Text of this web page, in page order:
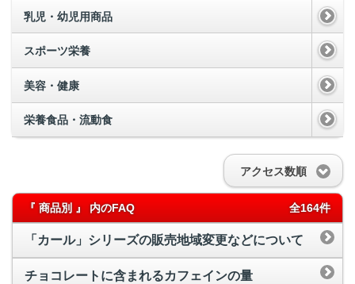
乳児・幼児用商品
スポーツ栄養
美容・健康
栄養食品・流動食
アクセス数順
『 商品別 』 内のFAQ 全164件
「カール」シリーズの販売地域変更などについて
チョコレートに含まれるカフェインの量